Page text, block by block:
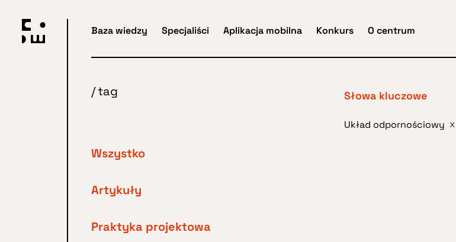
głównej
Baza wiedzy Specjaliści Aplikacja mobilna Konkurs O centrum
/tag
Wszystko
Artykuły
Praktyka projektowa
Słowa kluczowe
Układ odpornościowy x